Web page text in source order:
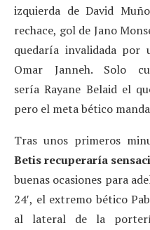
izquierda de David
rechace, gol de Jano
quedaría invalidada
Omar Janneh. Solo
sería Rayane Belaid el
pero el meta bético
Tras unos primeros
Betis recuperaría
buenas ocasiones para
24′, el extremo bético
al lateral de la